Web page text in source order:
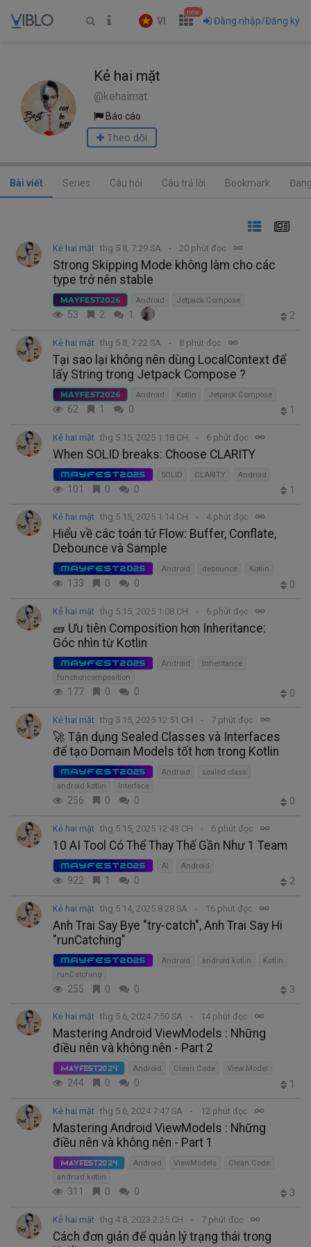
VI
new
Đăng nhập/Đăng ký
Kẻ hai mặt
@kehaimat
Báo cáo
Theo dõi
Bài viết Series Câu hỏi Câu trả lời Bookmark
Kẻ hai mặt thg 5 8, 7:29 SA 20 phút đọc
Strong Skipping Mode không làm cho các
type trở nên stable
MAYFEST2026 Android Jetpack Compose
53 2 1 2
Kẻ hai mặt thg 5 8, 7:22 SA 8 phút đọc
Tại sao lại không nên dùng LocalContext để
lấy String trong Jetpack Compose ?
MAYFEST2026 Android Kotlin Jetpack Compose
62 1 0 1
Kẻ hai mặt thg 5 15, 2025 1:18 CH 6 phút đọc
When SOLID breaks: Choose CLARITY
MAYFEST2025 SOLID CLARITY Android
101 0 0 1
Kẻ hai mặt thg 5 15, 2025 1:14 CH 4 phút đọc
Hiểu về các toán tử Flow: Buffer, Conflate,
Debounce và Sample
MAYFEST2025 Android debounce Kotlin
133 0 0 0
Kẻ hai mặt thg 5 15, 2025 1:08 CH 6 phút đọc
🧱 Ưu tiên Composition hơn Inheritance:
Góc nhìn từ Kotlin
MAYFEST2025 Android
Inheritance
functioncomposition
177 0 0 0
Kẻ hai mặt thg 5 15, 2025 12:51 CH 7 phút đọc
🚀 Tận dụng Sealed Classes và Interfaces
để tạo Domain Models tốt hơn trong Kotlin
MAYFEST2025 Android
sealed class
android kotlin
Interface
256 0 0 0
Kẻ hai mặt thg 5 15, 2025 12:43 CH 6 phút đọc
10 AI Tool Có Thể Thay Thế Gần Như 1 Team
MAYFEST2025 AI Android
922 1 0 2
Kẻ hai mặt thg 5 14, 2025 8:28 SA 16 phút đọc
Anh Trai Say Bye "try-catch", Anh Trai Say Hi
"runCatching"
MAYFEST2025 Android android kotlin
Kotlin
runCatching
255 0 0 3
Kẻ hai mặt thg 5 6, 2024 7:50 SA 14 phút đọc
Mastering Android ViewModels : Những
điều nên và không nên - Part 2
MayFest2024 Android Clean Code View Model
244 0 0 1
Kẻ hai mặt thg 5 6, 2024 7:47 SA 12 phút đọc
Mastering Android ViewModels : Những
điều nên và không nên - Part 1
MayFest2024 Android ViewModels
Clean Code
android kotlin
311 0 0 3
Kẻ hai mặt thg 4 8, 2023 2:25 CH 7 phút đọc
Cách đơn giản để quản lý trạng thái trong